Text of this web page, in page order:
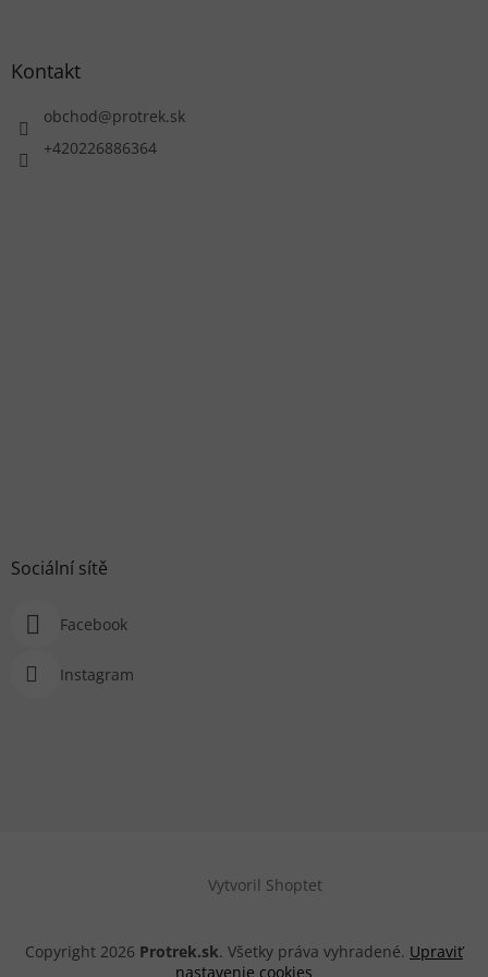
Kontakt
obchod@protrek.sk
+420226886364
Sociální sítě
Facebook
Instagram
Vytvoril Shoptet
Copyright 2026 Protrek.sk. Všetky práva vyhradené. Upraviť
nastavenie cookies